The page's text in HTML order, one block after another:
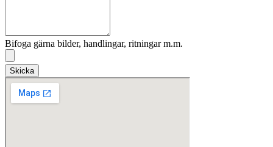
Bifoga gärna bilder, handlingar, ritningar m.m.
Skicka